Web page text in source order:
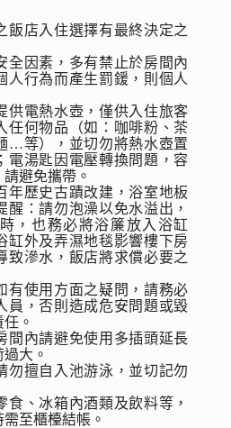
飯店入住選擇有最終決定之
全因素，多有禁止於房間內
人行為而產生罰鍰，則個人
供電熱水壺，僅供入住旅客
任何物品（如：咖啡粉、茶
…等），並切勿將熱水壺置
電湯匙因電壓轉換問題，容
避免攜帶。
年歷史古蹟改建，浴室地板
醒：請勿泡澡以免水溢出，
，也務必將浴簾放入浴缸
缸外及弄濕地毯影響樓下房
致滲水，飯店將求償必要之
有使用方面之疑問，請務必
員，否則造成危安問題或毀
。
間內請避免使用多插頭延長
大。
勿擅自入池游泳，並切記勿
食、冰箱內酒類及飲料等，
至櫃檯結帳。